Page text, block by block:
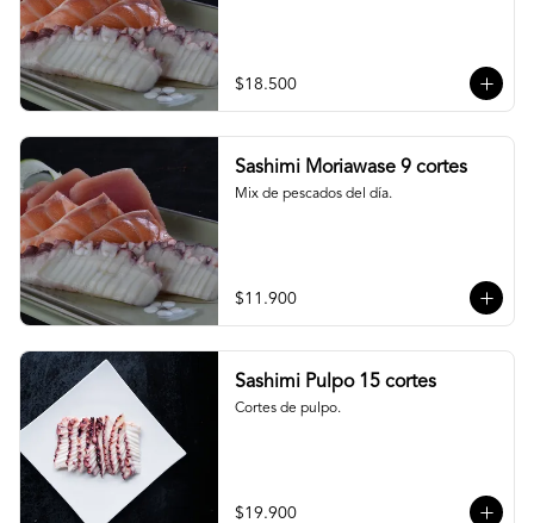
$18.500
Sashimi Moriawase 9 cortes
Mix de pescados del día.
$11.900
Sashimi Pulpo 15 cortes
Cortes de pulpo.
$19.900